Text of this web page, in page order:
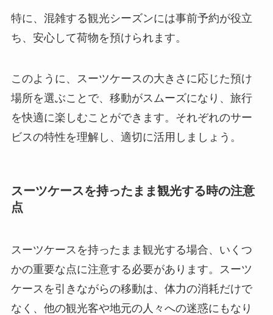
特に、混雑する観光シーズンには事前予約が役立
ち、安心して荷物を預けられます。
このように、スーツケースの大きさに応じた預け
場所を選ぶことで、移動がスムーズになり、旅行
を快適に楽しむことができます。それぞれのサー
ビスの特性を理解し、適切に活用しましょう。
スーツケースを持ったまま観光する時の注意
点
スーツケースを持ったまま観光する場合、いくつ
かの重要な点に注意する必要があります。スーツ
ケースを引きながらの移動は、体力の消耗だけで
なく、他の観光客や地元の人々への迷惑にもなり